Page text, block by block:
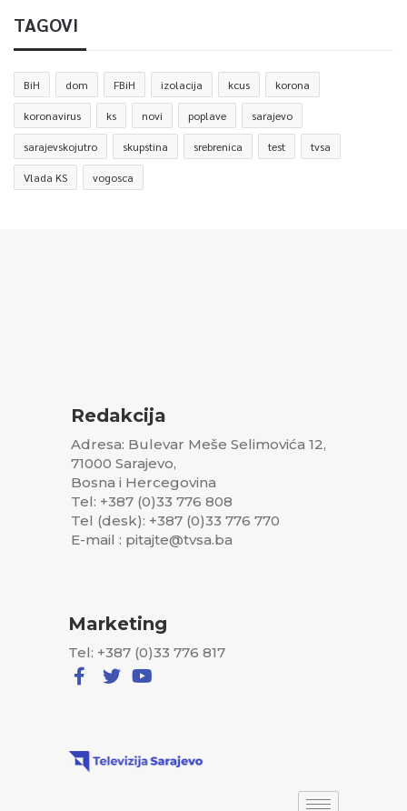
TAGOVI
BiH dom FBiH izolacija kcus korona
koronavirus ks novi poplave sarajevo
sarajevskojutro skupstina srebrenica test tvsa
Vlada KS vogosca
Redakcija
Adresa: Bulevar Meše Selimovića 12,
71000 Sarajevo,
Bosna i Hercegovina
Tel: +387 (0)33 776 808
Tel (desk): +387 (0)33 776 770
E-mail : pitajte@tvsa.ba
Marketing
Tel: +387 (0)33 776 817